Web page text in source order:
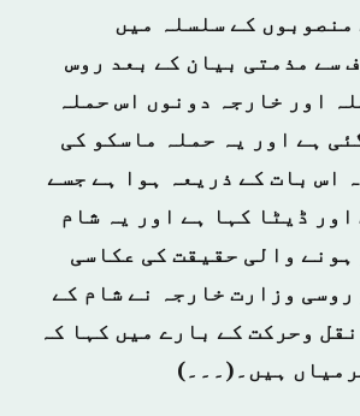
منصوبوں کے سلسلہ میں
سے مذمتی بیان کے بعد روس
اور خارجہ دونوں اس حملہ
ہے اور یہ حملہ ماسکو کی
اس بات کے ذریعہ ہوا ہے جسے
اور ڈیٹا کہا ہے اور یہ شام
ہونے والی حقیقت کی عکاسی
روسی وزارت خارجہ نے شام کے
وحرکت کے بارے میں کہا کہ
ہیں۔(۔۔۔)